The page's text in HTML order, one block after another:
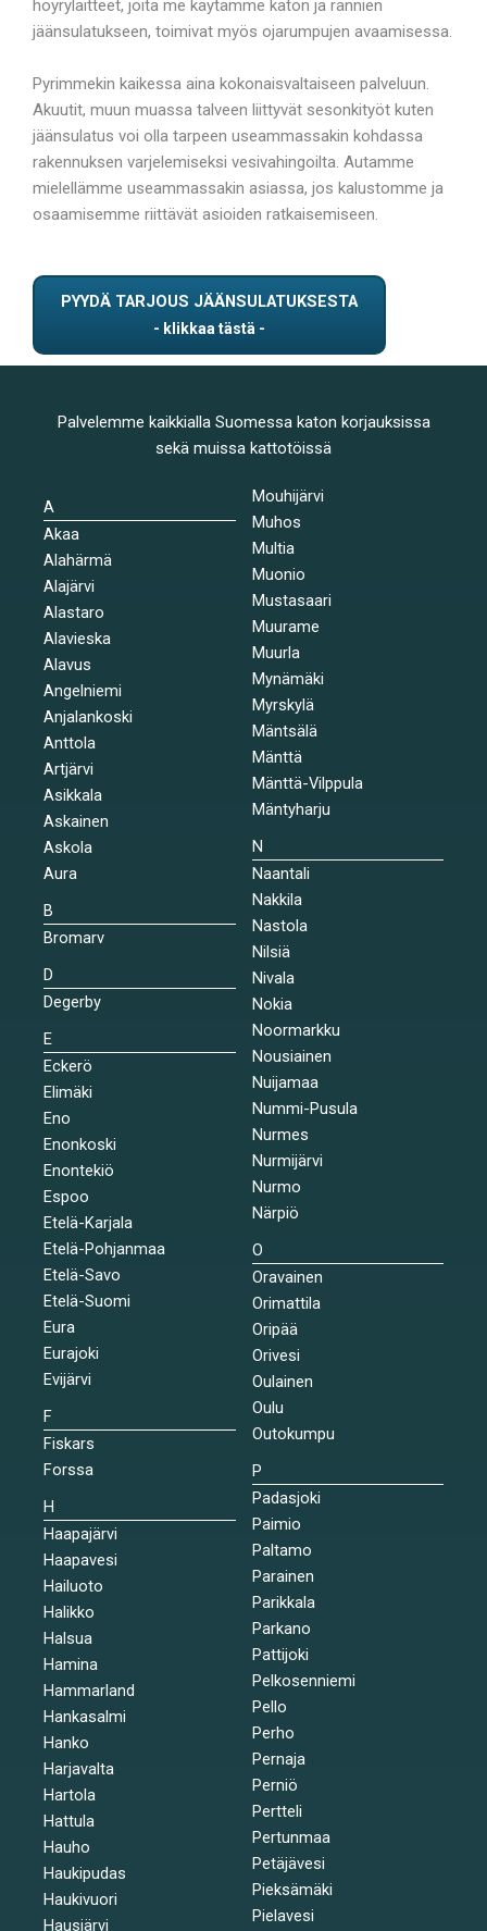
höyrylaitteet, joita me käytämme katon ja rännien
jäänsulatukseen, toimivat myös ojarumpujen avaamisessa.
Pyrimmekin kaikessa aina kokonaisvaltaiseen palveluun.
Akuutit, muun muassa talveen liittyvät sesonkityöt kuten
jäänsulatus voi olla tarpeen useammassakin kohdassa
rakennuksen varjelemiseksi vesivahingoilta. Autamme
mielellämme useammassakin asiassa, jos kalustomme ja
osaamisemme riittävät asioiden ratkaisemiseen.
PYYDÄ TARJOUS JÄÄNSULATUKSESTA
Palvelemme kaikkialla Suomessa katon korjauksissa
sekä muissa kattotöissä
A
Akaa
Alahärmä
Alajärvi
Alastaro
Alavieska
Alavus
Angelniemi
Anjalankoski
Anttola
Artjärvi
Asikkala
Askainen
Askola
Aura
B
Bromarv
D
Degerby
E
Eckerö
Elimäki
Eno
Enonkoski
Enontekiö
Espoo
Etelä-Karjala
Etelä-Pohjanmaa
Etelä-Savo
Etelä-Suomi
Eura
Eurajoki
Evijärvi
F
Fiskars
Forssa
H
Haapajärvi
Haapavesi
Hailuoto
Halikko
Halsua
Hamina
Hammarland
Hankasalmi
Hanko
Harjavalta
Hartola
Hattula
Hauho
Haukipudas
Haukivuori
Hausjärvi
Mouhijärvi
Muhos
Multia
Muonio
Mustasaari
Muurame
Muurla
Mynämäki
Myrskylä
Mäntsälä
Mänttä
Mänttä-Vilppula
Mäntyharju
N
Naantali
Nakkila
Nastola
Nilsiä
Nivala
Nokia
Noormarkku
Nousiainen
Nuijamaa
Nummi-Pusula
Nurmes
Nurmijärvi
Nurmo
Närpiö
O
Oravainen
Orimattila
Oripää
Orivesi
Oulainen
Oulu
Outokumpu
P
Padasjoki
Paimio
Paltamo
Parainen
Parikkala
Parkano
Pattijoki
Pelkosenniemi
Pello
Perho
Pernaja
Perniö
Pertteli
Pertunmaa
Petäjävesi
Pieksämäki
Pielavesi